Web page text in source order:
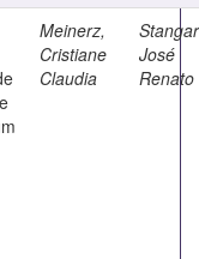
Meinerz,
Cristiane
Claudia
José
Renato